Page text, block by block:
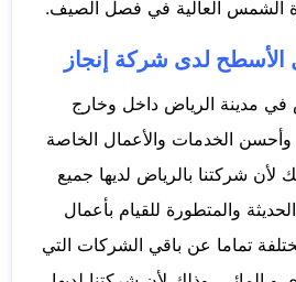
الشمس العالية في فصل الصيف.
الأسطح لدى شركة إنجاز
في مدينة الرياض داخل وخارج
الخدمات والأعمال الخاصة
لأن شركتنا بالرياض لديها جميع
والمتطورة للقيام بأعمال
تماما عن باقي الشركات التي